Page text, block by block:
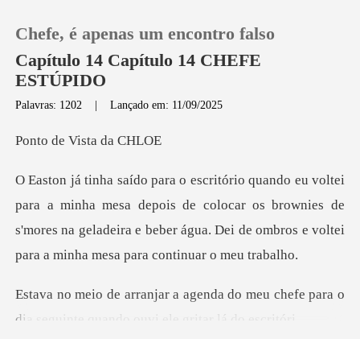
Histórico
Sair
Chefe, é apenas um encontro falso
Capítulo 14 Capítulo 14 CHEFE
ESTÚPIDO
Palavras: 1202 |Lançado em: 11/09/2025
e Vista
mesa depois de colocar os brownies de
s'mores na geladeira e beber água.
do meu chefe para o
dia seguinte q